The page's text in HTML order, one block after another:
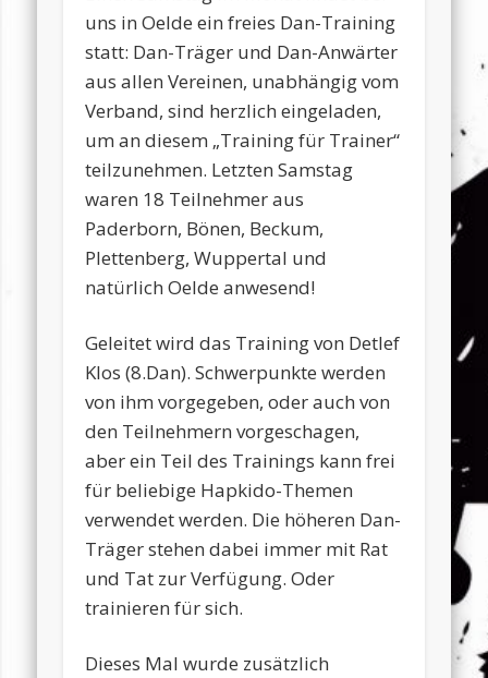
uns in Oelde ein freies Dan-Training
statt: Dan-Träger und Dan-Anwärter
aus allen Vereinen, unabhängig vom
Verband, sind herzlich eingeladen,
um an diesem „Training für Trainer“
teilzunehmen. Letzten Samstag
waren 18 Teilnehmer aus
Paderborn, Bönen, Beckum,
Plettenberg, Wuppertal und
natürlich Oelde anwesend!
Geleitet wird das Training von Detlef
Klos (8.Dan). Schwerpunkte werden
von ihm vorgegeben, oder auch von
den Teilnehmern vorgeschagen,
aber ein Teil des Trainings kann frei
für beliebige Hapkido-Themen
verwendet werden. Die höheren Dan-
Träger stehen dabei immer mit Rat
und Tat zur Verfügung. Oder
trainieren für sich.
Dieses Mal wurde zusätzlich